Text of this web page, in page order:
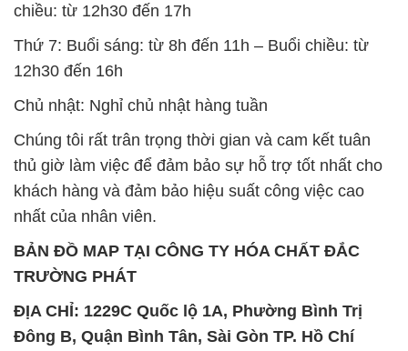
chiều: từ 12h30 đến 17h
Thứ 7: Buổi sáng: từ 8h đến 11h – Buổi chiều: từ
12h30 đến 16h
Chủ nhật: Nghỉ chủ nhật hàng tuần
Chúng tôi rất trân trọng thời gian và cam kết tuân
thủ giờ làm việc để đảm bảo sự hỗ trợ tốt nhất cho
khách hàng và đảm bảo hiệu suất công việc cao
nhất của nhân viên.
BẢN ĐỒ MAP TẠI CÔNG TY HÓA CHẤT ĐẮC
TRƯỜNG PHÁT
ĐỊA CHỈ: 1229C Quốc lộ 1A, Phường Bình Trị
Đông B, Quận Bình Tân, Sài Gòn TP. Hồ Chí